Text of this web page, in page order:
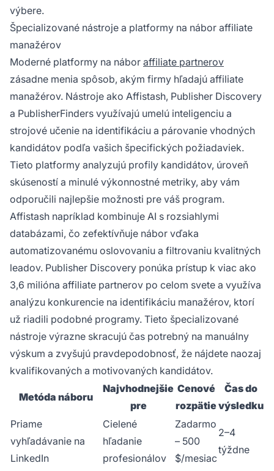
výbere.
Špecializované nástroje a platformy na nábor affiliate
manažérov
Moderné platformy na nábor affiliate partnerov
zásadne menia spôsob, akým firmy hľadajú affiliate
manažérov. Nástroje ako Affistash, Publisher Discovery
a PublisherFinders využívajú umelú inteligenciu a
strojové učenie na identifikáciu a párovanie vhodných
kandidátov podľa vašich špecifických požiadaviek.
Tieto platformy analyzujú profily kandidátov, úroveň
skúseností a minulé výkonnostné metriky, aby vám
odporučili najlepšie možnosti pre váš program.
Affistash napríklad kombinuje AI s rozsiahlymi
databázami, čo zefektívňuje nábor vďaka
automatizovanému oslovovaniu a filtrovaniu kvalitných
leadov. Publisher Discovery ponúka prístup k viac ako
3,6 milióna affiliate partnerov po celom svete a využíva
analýzu konkurencie na identifikáciu manažérov, ktorí
už riadili podobné programy. Tieto špecializované
nástroje výrazne skracujú čas potrebný na manuálny
výskum a zvyšujú pravdepodobnosť, že nájdete naozaj
kvalifikovaných a motivovaných kandidátov.
Metóda náboru
Najvhodnejšie
pre
Cenové
rozpätie
Čas do
výsledku
Priame
vyhľadávanie na
LinkedIn
Cielené
hľadanie
profesionálov
Zadarmo
– 500
$/mesiac
2–4
týždne